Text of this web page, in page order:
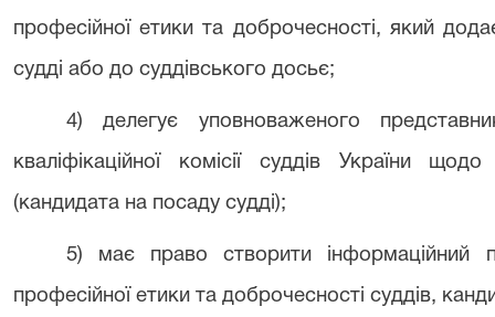
професійної етики та доброчесності, який
судді або до суддівського досьє;
4) делегує уповноваженого
кваліфікаційної комісії суддів України
(кандидата на посаду судді);
5) має право створити інформаційний
професійної етики та доброчесності суддів,